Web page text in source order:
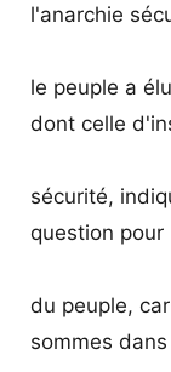
l'anarchie
le peuple a
dont celle
sécurité,
question pour
du peuple,
sommes